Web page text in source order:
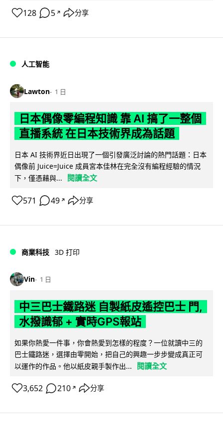
128 5 ↗ 分享
人工智能
Lawton 1 日
日本偶像零編程知識 靠 AI 搞了一整個
直播系統 在日本技術界成為話題
日本 AI 技術界近日出現了一個引發廣泛討論的熱門話題：日本
偶像前 Juice=Juice 成員宮本佳林在完全沒有編程經驗的情況
下，僅憑藉與...
閱讀全文
571 49 ↗ 分享
商業科技 3D 打印
Vin 1 日
中三巴士鐵路迷 自製紙皮遙控巴士 門,
水撥識郁 + 實時GPS報站
如果你熱愛一件事，你會熱愛到怎樣的程度？一位就讀中三的
巴士鐵路迷，選擇由零開始，把自己的興趣一步步變成真正可
以運作的作品。他以紙皮親手製作出...
閱讀全文
3,652 210 ↗ 分享